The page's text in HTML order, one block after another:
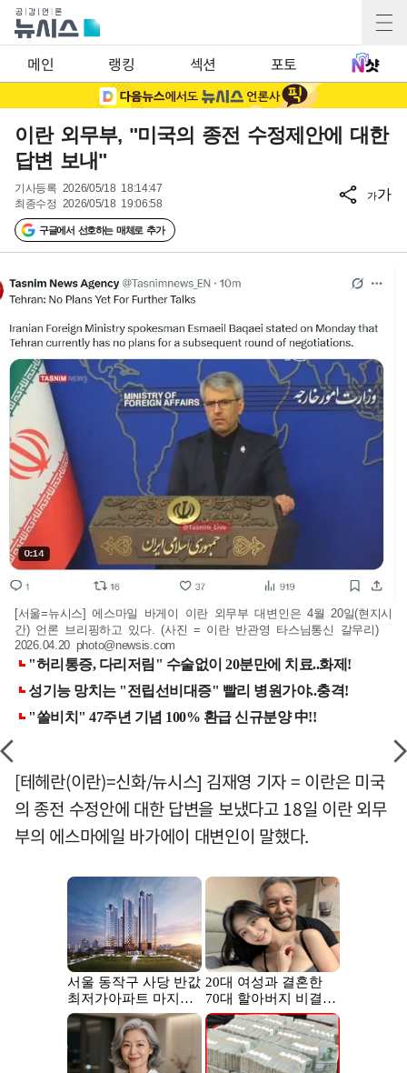
메인 랭킹 섹션 포토
이란 외무부, "미국의 종전 수정제안에 대한
답변 보내"
기사등록 2026/05/18 18:14:47
최종수정 2026/05/18 19:06:58
구글에서 선호하는 매체로 추가
가가
[서울=뉴시스] 에스마일 바게이 이란 외무부 대변인은 4월 20일(현지시
간) 언론 브리핑하고 있다. (사진 = 이란 반관영 타스님통신 갈무리)
2026.04.20 photo@newsis.com
[테헤란(이란)=신화/뉴시스] 김재영 기자 = 이란은 미국
의 종전 수정안에 대한 답변을 보냈다고 18일 이란 외무
부의 에스마에일 바가에이 대변인이 말했다.